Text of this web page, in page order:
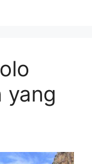
yang